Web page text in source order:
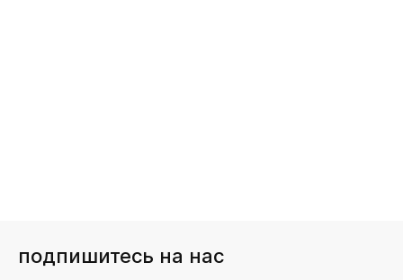
подпишитесь на нас